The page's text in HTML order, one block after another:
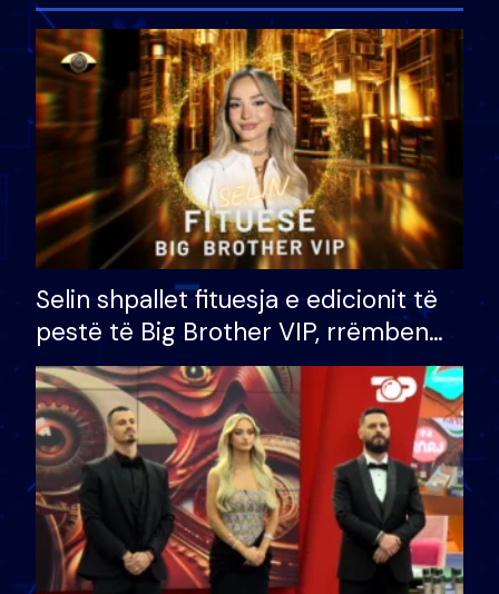
Selin shpallet fituesja e edicionit të
pestë të Big Brother VIP, rrëmben
çmimin e madh prej 100 mijë eurosh